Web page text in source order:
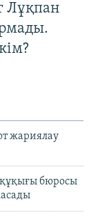
Лұқпан
жариялау
бюросы